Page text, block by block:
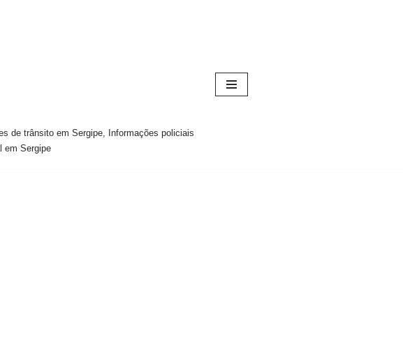
de trânsito em Sergipe, Informações policiais
em Sergipe